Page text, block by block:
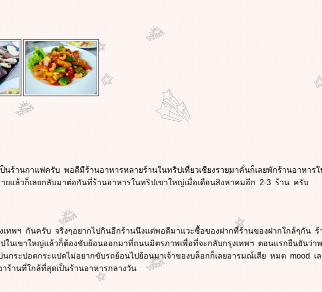
นร้านกาแฟครับ พอดีมีร้านอาหารหลายร้านในทริปเที่ยวเชียงรายมาคั่นก็เลยพักร้านอาหาร
แล้วก็เลยกลับมาต่อกันที่ร้านอาหารในทริปเขาใหญ่เมื่อเดือนสิงหาคมอีก 2-3 ร้าน ครับ
ทพฯ กันครับ จริงๆอยากไปกินอีกร้านนึงแต่พอดีมาแวะซื้อของฝากที่ร้านของฝากใกล้ๆกัน ร้
ในเขาใหญ่แล้วก็ต้องขับย้อนออกมาที่ถนนมิตรภาพเพื่อที่จะกลับกรุงเทพฯ ตอนแรกยืนยันว่า
กระปอดกระแปดไม่อยากขับรถย้อนไปย้อนมาเจ้าของบล็อกก็เลยอารมณ์เสีย หมด mood เ
าร้านที่ใกล้ที่สุดเป็นร้านอาหารกลางวัน